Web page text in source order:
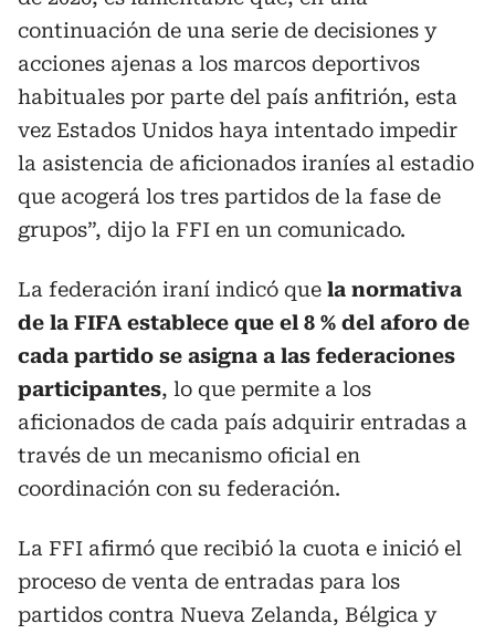
continuación de una serie de decisiones y
acciones ajenas a los marcos deportivos
habituales por parte del país anfitrión, esta
vez Estados Unidos haya intentado impedir
la asistencia de aficionados iraníes al estadio
que acogerá los tres partidos de la fase de
grupos”, dijo la FFI en un comunicado.
La federación iraní indicó que la normativa
de la FIFA establece que el 8 % del aforo de
cada partido se asigna a las federaciones
participantes, lo que permite a los
aficionados de cada país adquirir entradas a
través de un mecanismo oficial en
coordinación con su federación.
La FFI afirmó que recibió la cuota e inició el
proceso de venta de entradas para los
partidos contra Nueva Zelanda, Bélgica y